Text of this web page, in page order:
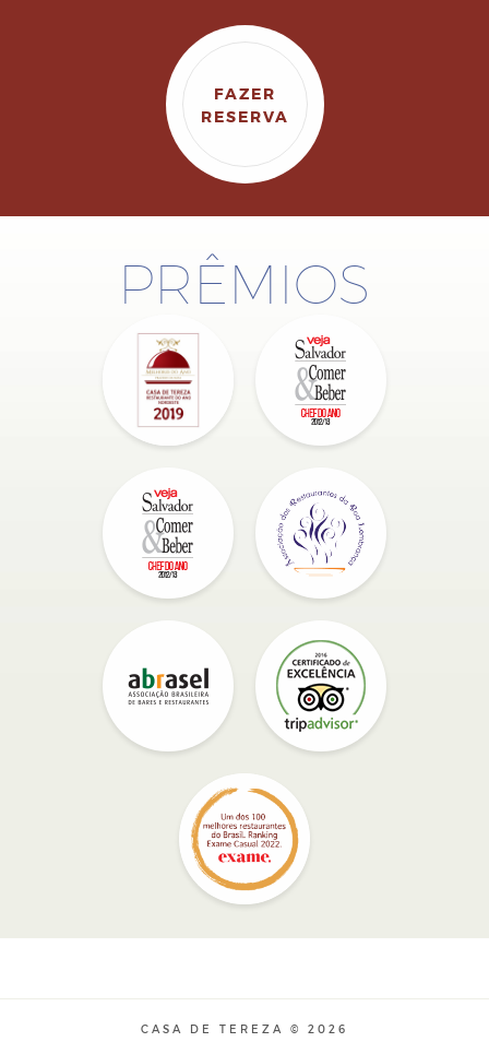
FAZER
RESERVA
PRÊMIOS
CASA DE TEREZA © 2026